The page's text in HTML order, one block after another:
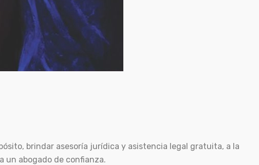
brindar asesoría jurídica y asistencia legal gratuita, a la
un abogado de confianza.